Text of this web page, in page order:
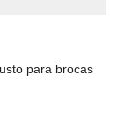
para brocas